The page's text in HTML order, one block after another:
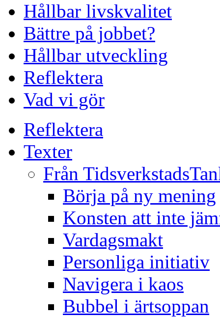
Hållbar livskvalitet
Bättre på jobbet?
Hållbar utveckling
Reflektera
Vad vi gör
Reflektera
Texter
Från
Börja på ny mening
Konsten att inte
Vardagsmakt
Personliga initiativ
Navigera i kaos
Bubbel i ärtsoppan